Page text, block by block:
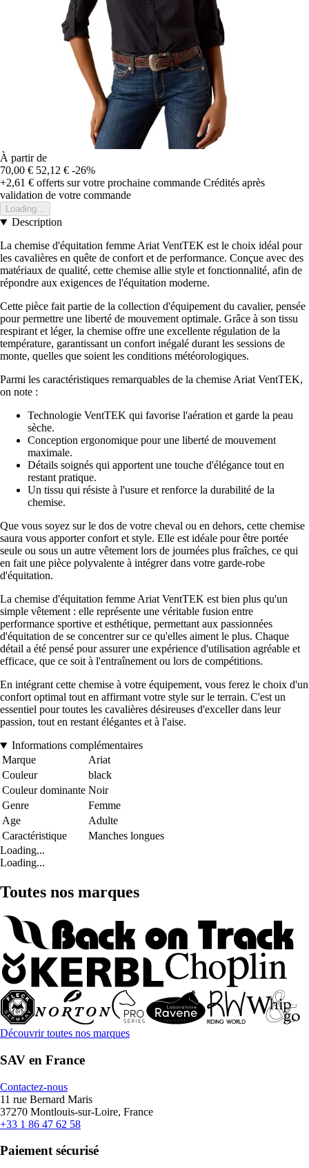
À partir de
70,00 € 52,12 € -26%
+2,61 € offerts sur votre prochaine commande Crédités après
validation de votre commande
Loading...
Description
La chemise d'équitation femme Ariat VentTEK est le choix idéal pour
les cavalières en quête de confort et de performance. Conçue avec des
matériaux de qualité, cette chemise allie style et fonctionnalité, afin de
répondre aux exigences de l'équitation moderne.
Cette pièce fait partie de la collection d'équipement du cavalier, pensée
pour permettre une liberté de mouvement optimale. Grâce à son tissu
respirant et léger, la chemise offre une excellente régulation de la
température, garantissant un confort inégalé durant les sessions de
monte, quelles que soient les conditions météorologiques.
Parmi les caractéristiques remarquables de la chemise Ariat VentTEK,
on note :
Technologie VentTEK qui favorise l'aération et garde la peau
sèche.
Conception ergonomique pour une liberté de mouvement
maximale.
Détails soignés qui apportent une touche d'élégance tout en
restant pratique.
Un tissu qui résiste à l'usure et renforce la durabilité de la
chemise.
Que vous soyez sur le dos de votre cheval ou en dehors, cette chemise
saura vous apporter confort et style. Elle est idéale pour être portée
seule ou sous un autre vêtement lors de journées plus fraîches, ce qui
en fait une pièce polyvalente à intégrer dans votre garde-robe
d'équitation.
La chemise d'équitation femme Ariat VentTEK est bien plus qu'un
simple vêtement : elle représente une véritable fusion entre
performance sportive et esthétique, permettant aux passionnées
d'équitation de se concentrer sur ce qu'elles aiment le plus. Chaque
détail a été pensé pour assurer une expérience d'utilisation agréable et
efficace, que ce soit à l'entraînement ou lors de compétitions.
En intégrant cette chemise à votre équipement, vous ferez le choix d'un
confort optimal tout en affirmant votre style sur le terrain. C'est un
essentiel pour toutes les cavalières désireuses d'exceller dans leur
passion, tout en restant élégantes et à l'aise.
Informations complémentaires
Marque
Ariat
Couleur
black
Couleur dominante Noir
Genre
Femme
Age
Adulte
Caractéristique
Manches longues
Loading...
Loading...
Toutes nos marques
Découvrir toutes nos marques
SAV en France
Contactez-nous
11 rue Bernard Maris
37270 Montlouis-sur-Loire, France
+33 1 86 47 62 58
Paiement sécurisé